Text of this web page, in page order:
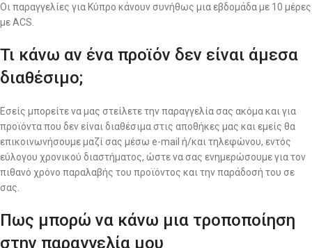
Οι παραγγελίες για Κύπρο κάνουν συνήθως μια εβδομάδα με 10 μέρες
με ACS.
Τι κάνω αν ένα προϊόν δεν είναι άμεσα
διαθέσιμο;
Εσείς μπορείτε να μας στείλετε την παραγγελία σας ακόμα και για
προϊόντα που δεν είναι διαθέσιμα στις αποθήκες μας και εμείς θα
επικοινωνήσουμε μαζί σας μέσω e-mail ή/και τηλεφώνου, εντός
εύλογου χρονικού διαστήματος, ώστε να σας ενημερώσουμε για τον
πιθανό χρόνο παραλαβής του προϊόντος και την παράδοσή του σε
σας.
Πως μπορώ να κάνω μια τροποποίηση
στην παραγγελία μου